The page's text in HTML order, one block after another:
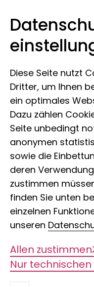
Zum Inhalt
Leibniz-Institut zur
Was ist
Röntgen ist ein
bei dem Körper
bestimmten
werden. Das
Diese Seite nutzt
Dritter, um Ihnen
ein optimales
Dazu zählen
Seite unbedingt
anonymen
sowie die
deren
zustimmen
finden Sie unten
einzelnen
unseren
Allen zustimmen
Nur